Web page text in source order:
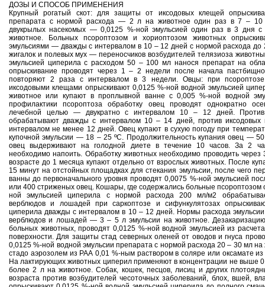
ДОЗЫ И СПОСОБ ПРИМЕНЕНИЯ
Крупный рогатый скот: для защиты от иксодовых клещей
препарата с нормой расхода — 2 л на животное один раз в 7 – 10
двукрылых насекомых — 0,0125 %-ной эмульсией один раз в 3 дня
животное. Больных псороптозом и хориоптозом животных
эмульсиями — дважды с интервалом в 10 – 12 дней с нормой расхода до
жигалок и полевых мух — переносчиков возбудителей телязиоза
эмульсией циперила с расходом 50 – 100 мл нанося препарат на
опрыскивание проводят через 1 – 2 недели после начала
повторяют 2 раза с интервалом в 3 недели. Овцы: при
иксодовыми клещами опрыскивают 0,0125 %-ной водной эмульсией
животное или купают в проплывной ванне с 0,005 %-ной водной
профилактики псороптоза обработку овец проводят однократно
лечебной целью — двукратно с интервалом 10 – 12 дней. Против
обрабатывают дважды с интервалом 10 – 14 дней, против
интервалом не менее 12 дней. Овец купают в сухую погоду при
купочной эмульсии — 18 – 25 ºС. Продолжительность купания овец —
овец выдерживают на голодной диете в течение 10 часов. За 2
необходимо напоить. Обработку животных необходимо проводить через
возрасте до 1 месяца купают отдельно от взрослых животных. После
15 минут на отстойных площадках для стекания эмульсии, после чего
ванны до первоначального уровня проводят 0,0075 %-ной эмульсией
или 400 стриженых овец. Кошары, где содержались больные псороптозом
ной эмульсией циперила с нормой расхода 200 мл/м2
верблюдов и лошадей при саркоптозе и сифункулятозах
циперила дважды с интервалом в 10 – 12 дней. Нормы расхода
верблюдов и лошадей — 3 – 5 л эмульсии на животное.
больных животных, проводят 0,0125 %-ной водной эмульсией из
поверхности. Для защиты стад северных оленей от оводов и гнуса
0,0125 %-ной водной эмульсии препарата с нормой расхода 20 – 30 мл
стадо аэрозолем из РАА 0,01 %-ным раствором в соляре или оксамате
На лактирующих животных циперил применяют в концентрации не выше
более 2 л на животное. Собак, кошек, песцов, лисиц и других
возраста против возбудителей чесоточных заболеваний, блох, вшей,